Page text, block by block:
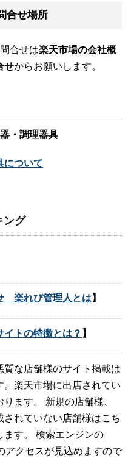
合せ場所
合せは楽天市場の会社概
せからお願いします。
・調理器具
について
ング
楽れび管理人とは 】
トの特徴とは？ 】
な店舗様のサイト掲載は
楽天市場に出店されてい
ます。 新規の店舗様、
されていない店舗様はこち
ます。 検索エンジンの
アクセスが見込めますので